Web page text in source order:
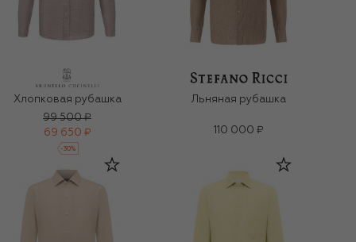
Хлопковая рубашка
99 500 ₽
69 650 ₽
-30%
Льняная рубашка
110 000 ₽